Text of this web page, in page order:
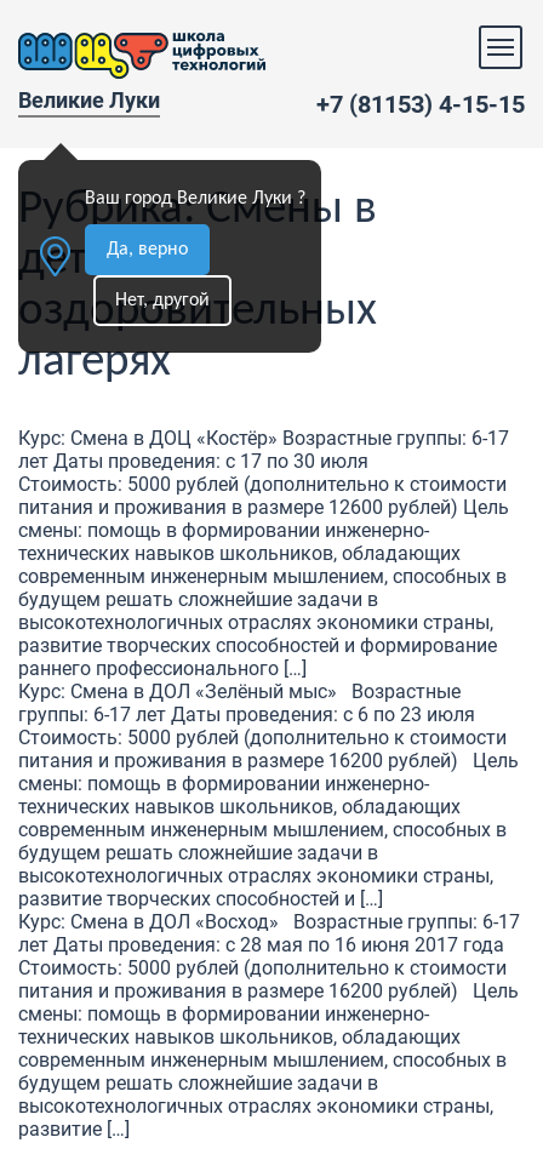
Великие Луки
Ваш город Великие Луки ?
Да, верно
Нет, другой
+7 (81153) 4-15-15
Рубрика:Смены в
детских
оздоровительных
лагерях
Курс: Смена в ДОЦ «Костёр» Возрастные группы: 6-17
лет Даты проведения: с 17 по 30 июля
Стоимость: 5000 рублей (дополнительно к стоимости
питания и проживания в размере 12600 рублей) Цель
смены: помощь в формировании инженерно-
технических навыков школьников, обладающих
современным инженерным мышлением, способных в
будущем решать сложнейшие задачи в
высокотехнологичных отраслях экономики страны,
развитие творческих способностей и формирование
раннего профессионального […]
Курс: Смена в ДОЛ «Зелёный мыс» Возрастные
группы: 6-17 лет Даты проведения: с 6 по 23 июля
Стоимость: 5000 рублей (дополнительно к стоимости
питания и проживания в размере 16200 рублей) Цель
смены: помощь в формировании инженерно-
технических навыков школьников, обладающих
современным инженерным мышлением, способных в
будущем решать сложнейшие задачи в
высокотехнологичных отраслях экономики страны,
развитие творческих способностей и […]
Курс: Смена в ДОЛ «Восход» Возрастные группы: 6-17
лет Даты проведения: с 28 мая по 16 июня 2017 года
Стоимость: 5000 рублей (дополнительно к стоимости
питания и проживания в размере 16200 рублей) Цель
смены: помощь в формировании инженерно-
технических навыков школьников, обладающих
современным инженерным мышлением, способных в
будущем решать сложнейшие задачи в
высокотехнологичных отраслях экономики страны,
развитие […]